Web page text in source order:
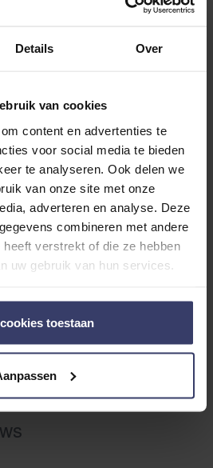
Details Over
van cookies
content en advertenties te
voor social media te bieden
te analyseren. Ook delen we
van onze site met onze
adverteren en analyse. Deze
combineren met andere
verstrekt of die ze hebben
uw gebruik van hun services.
toestaan